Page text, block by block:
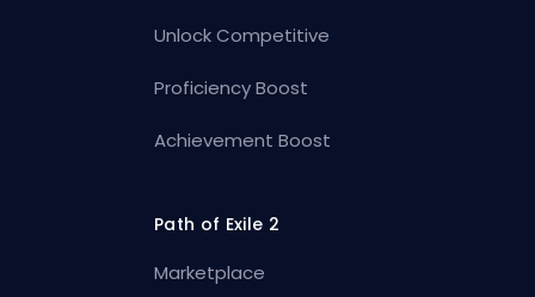
Unlock Competitive
Proficiency Boost
Achievement Boost
Path of Exile 2
Marketplace